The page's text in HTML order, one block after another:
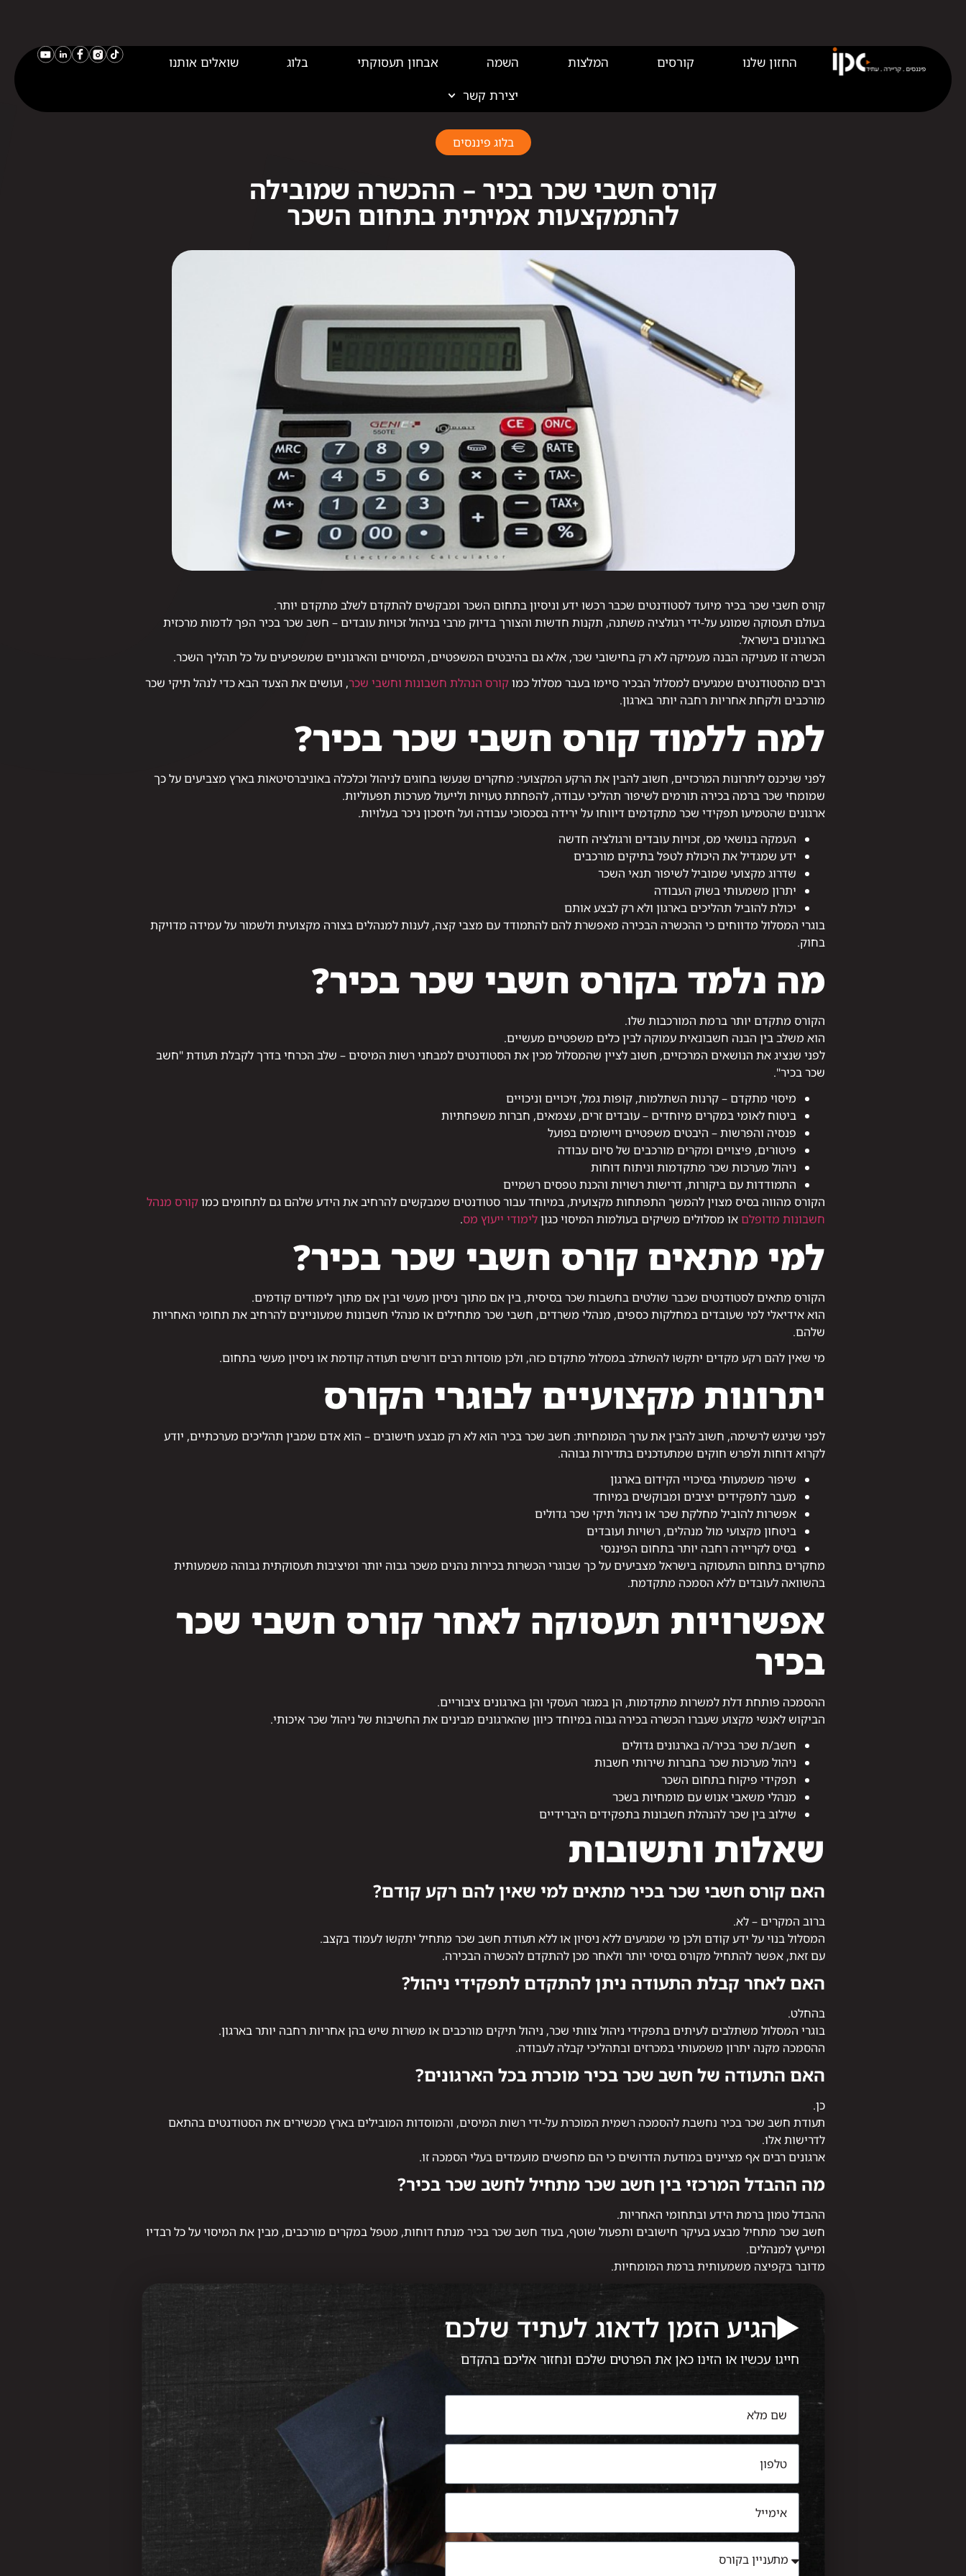
החזון שלנו קורסים המלצות השמה אבחון תעסוקתי בלוג
שואלים אותנו
בלוג פיננסים
קורס חשבי שכר בכיר – ההכשרה שמובילה
להתמקצעות אמיתית בתחום השכר
קורס חשבי שכר בכיר מיועד לסטודנטים שכבר רכשו ידע וניסיון בתחום השכר ומבקשים להתקדם לשלב מתקדם יותר.
בעולם תעסוקה שמונע על-ידי רגולציה משתנה, תקנות חדשות והצורך בדיוק מרבי בניהול זכויות עובדים – חשב שכר בכיר הפך לדמות מרכזית
בארגונים בישראל.
הכשרה זו מעניקה הבנה מעמיקה לא רק בחישובי שכר, אלא גם בהיבטים המשפטיים, המיסויים והארגוניים שמשפיעים על כל תהליך השכר.
רבים מהסטודנטים שמגיעים למסלול הבכיר סיימו בעבר מסלול כמו קורס הנהלת חשבונות וחשבי שכר, ועושים את הצעד הבא כדי לנהל תיקי שכר
מורכבים ולקחת אחריות רחבה יותר בארגון.
למה ללמוד קורס חשבי שכר בכיר?
לפני שניכנס ליתרונות המרכזיים, חשוב להבין את הרקע המקצועי: מחקרים שנעשו בחוגים לניהול וכלכלה באוניברסיטאות בארץ מצביעים על כך
שמומחי שכר ברמה בכירה תורמים לשיפור תהליכי עבודה, להפחתת טעויות ולייעול מערכות תפעוליות.
ארגונים שהטמיעו תפקידי שכר מתקדמים דיווחו על ירידה בסכסוכי עבודה ועל חיסכון ניכר בעלויות.
העמקה בנושאי מס, זכויות עובדים ורגולציה חדשה
ידע שמגדיל את היכולת לטפל בתיקים מורכבים
שדרוג מקצועי שמוביל לשיפור תנאי השכר
יתרון משמעותי בשוק העבודה
יכולת להוביל תהליכים בארגון ולא רק לבצע אותם
בוגרי המסלול מדווחים כי ההכשרה הבכירה מאפשרת להם להתמודד עם מצבי קצה, לענות למנהלים בצורה מקצועית ולשמור על עמידה מדויקת
בחוק.
מה נלמד בקורס חשבי שכר בכיר?
הקורס מתקדם יותר ברמת המורכבות שלו.
הוא משלב בין הבנה חשבונאית עמוקה לבין כלים משפטיים מעשיים.
לפני שנציג את הנושאים המרכזיים, חשוב לציין שהמסלול מכין את הסטודנטים למבחני רשות המיסים – שלב הכרחי בדרך לקבלת תעודת "חשב
שכר בכיר".
מיסוי מתקדם – קרנות השתלמות, קופות גמל, זיכויים וניכויים
ביטוח לאומי במקרים מיוחדים – עובדים זרים, עצמאים, חברות משפחתיות
פנסיה והפרשות – היבטים משפטיים ויישומים בפועל
פיטורים, פיצויים ומקרים מורכבים של סיום עבודה
ניהול מערכות שכר מתקדמות וניתוח דוחות
התמודדות עם ביקורות, דרישות רשויות והכנת טפסים רשמיים
הקורס מהווה בסיס מצוין להמשך התפתחות מקצועית, במיוחד עבור סטודנטים שמבקשים להרחיב את הידע שלהם גם לתחומים כמו קורס מנהל
חשבונות מדופלם או מסלולים משיקים בעולמות המיסוי כגון לימודי ייעוץ מס.
למי מתאים קורס חשבי שכר בכיר?
הקורס מתאים לסטודנטים שכבר שולטים בחשבות שכר בסיסית, בין אם מתוך ניסיון מעשי ובין אם מתוך לימודים קודמים.
הוא אידיאלי למי שעובדים במחלקות כספים, מנהלי משרדים, חשבי שכר מתחילים או מנהלי חשבונות שמעוניינים להרחיב את תחומי האחריות
שלהם.
מי שאין להם רקע מקדים יתקשו להשתלב במסלול מתקדם כזה, ולכן מוסדות רבים דורשים תעודה קודמת או ניסיון מעשי בתחום.
יתרונות מקצועיים לבוגרי הקורס
לפני שניגש לרשימה, חשוב להבין את ערך המומחיות: חשב שכר בכיר הוא לא רק מבצע חישובים – הוא אדם שמבין תהליכים מערכתיים, יודע
לקרוא דוחות ולפרש חוקים שמתעדכנים בתדירות גבוהה.
שיפור משמעותי בסיכויי הקידום בארגון
מעבר לתפקידים יציבים ומבוקשים במיוחד
אפשרות להוביל מחלקת שכר או ניהול תיקי שכר גדולים
ביטחון מקצועי מול מנהלים, רשויות ועובדים
בסיס לקריירה רחבה יותר בתחום הפיננסי
מחקרים בתחום התעסוקה בישראל מצביעים על כך שבוגרי הכשרות בכירות נהנים משכר גבוה יותר ומיציבות תעסוקתית גבוהה משמעותית
בהשוואה לעובדים ללא הסמכה מתקדמת.
אפשרויות תעסוקה לאחר קורס חשבי שכר
בכיר
ההסמכה פותחת דלת למשרות מתקדמות, הן במגזר העסקי והן בארגונים ציבוריים.
הביקוש לאנשי מקצוע שעברו הכשרה בכירה גבוה במיוחד כיוון שהארגונים מבינים את החשיבות של ניהול שכר איכותי.
חשב/ת שכר בכיר/ה בארגונים גדולים
ניהול מערכות שכר בחברות שירותי חשבות
תפקידי פיקוח בתחום השכר
מנהלי משאבי אנוש עם מומחיות בשכר
שילוב בין שכר להנהלת חשבונות בתפקידים היברידיים
שאלות ותשובות
האם קורס חשבי שכר בכיר מתאים למי שאין להם רקע קודם?
ברוב המקרים – לא.
המסלול בנוי על ידע קודם ולכן מי שמגיעים ללא ניסיון או ללא תעודת חשב שכר מתחיל יתקשו לעמוד בקצב.
עם זאת, אפשר להתחיל מקורס בסיסי יותר ולאחר מכן להתקדם להכשרה הבכירה.
האם לאחר קבלת התעודה ניתן להתקדם לתפקידי ניהול?
בהחלט.
בוגרי המסלול משתלבים לעיתים בתפקידי ניהול צוותי שכר, ניהול תיקים מורכבים או משרות שיש בהן אחריות רחבה יותר בארגון.
ההסמכה מקנה יתרון משמעותי במכרזים ובתהליכי קבלה לעבודה.
האם התעודה של חשב שכר בכיר מוכרת בכל הארגונים?
כן.
תעודת חשב שכר בכיר נחשבת להסמכה רשמית המוכרת על-ידי רשות המיסים, והמוסדות המובילים בארץ מכשירים את הסטודנטים בהתאם
לדרישות אלו.
ארגונים רבים אף מציינים במודעת הדרושים כי הם מחפשים מועמדים בעלי הסמכה זו.
מה ההבדל המרכזי בין חשב שכר מתחיל לחשב שכר בכיר?
ההבדל טמון ברמת הידע ובתחומי האחריות.
חשב שכר מתחיל מבצע בעיקר חישובים ותפעול שוטף, בעוד חשב שכר בכיר מנתח דוחות, מטפל במקרים מורכבים, מבין את המיסוי על כל רבדיו
ומייעץ למנהלים.
מדובר בקפיצה משמעותית ברמת המומחיות.
הגיע הזמן לדאוג לעתיד שלכם
חייגו עכשיו או הזינו כאן את הפרטים שלכם ונחזור אליכם בהקדם